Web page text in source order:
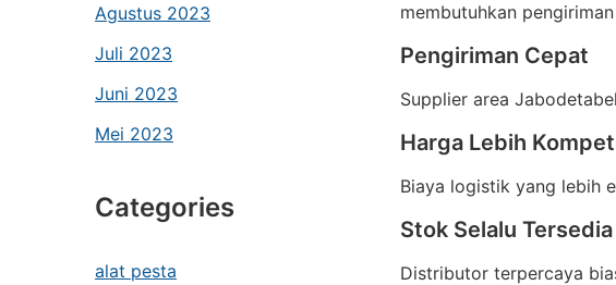
Agustus 2023
Juli 2023
Juni 2023
Mei 2023
Categories
alat pesta
membutuhkan
Pengiriman Cepat
Supplier area
Harga Lebih
Biaya logistik yang lebih
Stok Selalu Tersedia
Distributor terpercaya